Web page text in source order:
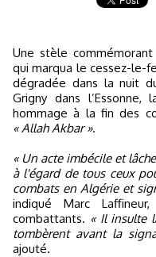
Une stèle commémorant la signature des Accords d'Evian,
qui marqua le cessez-le-
dégradée dans la nuit
Grigny dans
hommage à la fin des
« Allah Akbar ».
« Un acte imbécile et
à l'égard de tous ceux
combats en Algérie et
indiqué Marc
combattants. « Il insulte
tombèrent avant la
ajouté.